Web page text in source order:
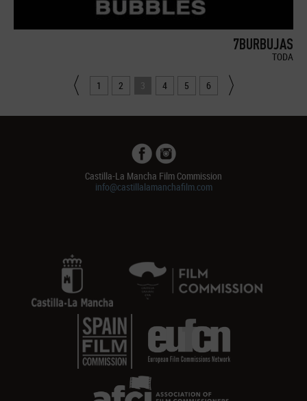
7BURBUJAS
TODA
1 2 3 4 5 6
Castilla-La Mancha Film Commission
info@castillalamanchafilm.com